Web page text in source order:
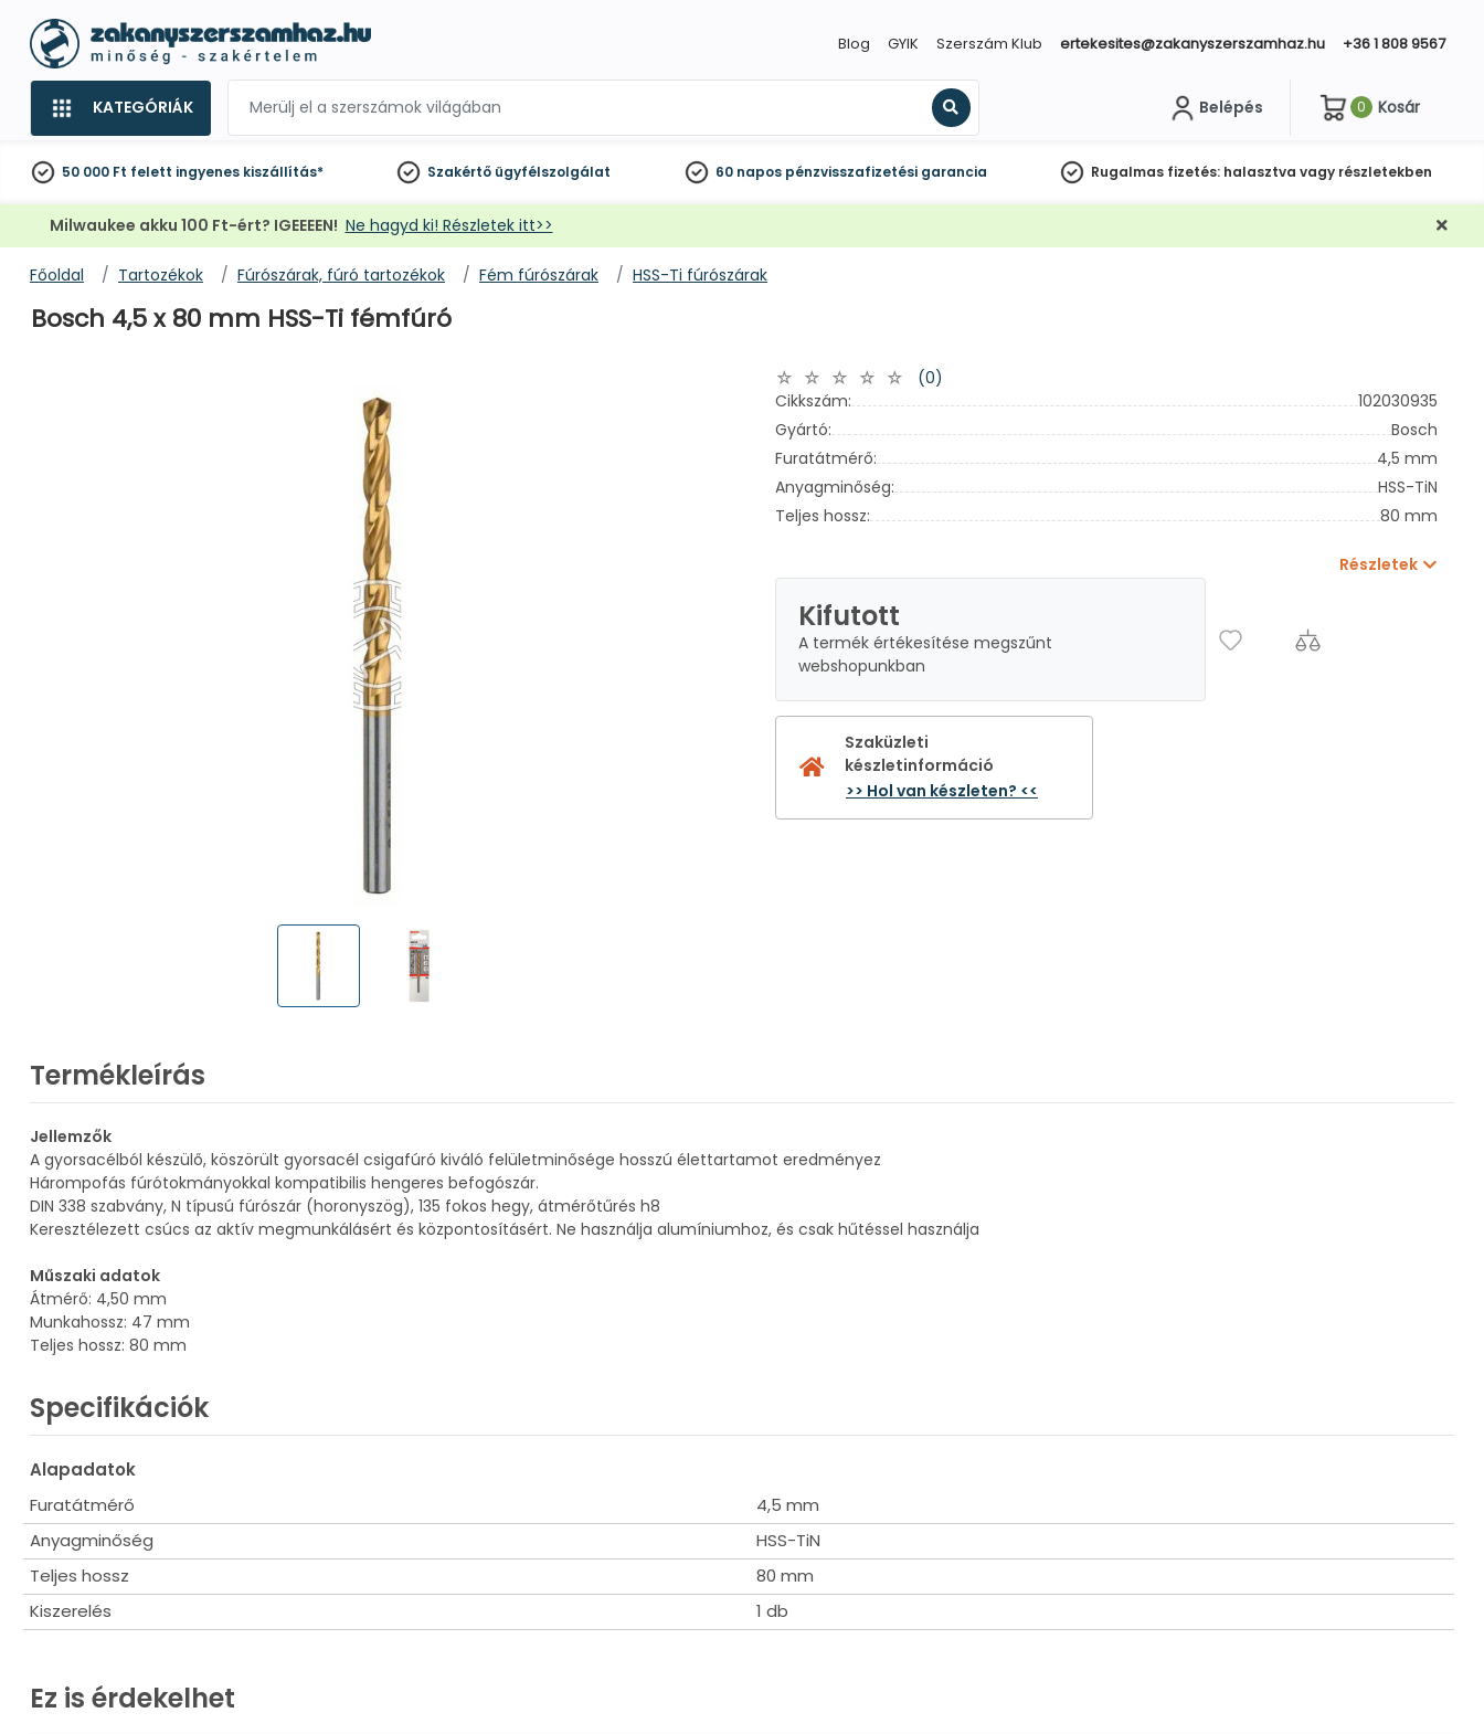
Blog GYIK Szerszám Klub ertekesites@zakanyszerszamhaz.hu +36 1 808 9567
KATEGÓRIÁK
Keresés
Belépés 0 Kosár
50 000 Ft felett ingyenes kiszállítás* Szakértő ügyfélszolgálat 60 napos pénzvisszafizetési garancia Rugalmas fizetés: halasztva vagy részletekben
Milwaukee akku 100 Ft-ért? IGEEEEN! Ne hagyd ki! Részletek itt>>
Főoldal Tartozékok Fúrószárak, fúró tartozékok Fém fúrószárak HSS-Ti fúrószárak
Bosch 4,5 x 80 mm HSS-Ti fémfúró
(0)
Cikkszám:
102030935
Gyártó:
Bosch
Furatátmérő:
4,5 mm
Anyagminőség:
HSS-TiN
Teljes hossz:
80 mm
Részletek
Kifutott
A termék értékesítése megszűnt
webshopunkban
Szaküzleti
készletinformáció
>> Hol van készleten? <<
Termékleírás
Jellemzők
A gyorsacélból készülő, köszörült gyorsacél csigafúró kiváló felületminősége hosszú élettartamot eredményez
Hárompofás fúrótokmányokkal kompatibilis hengeres befogószár.
DIN 338 szabvány, N típusú fúrószár (horonyszög), 135 fokos hegy, átmérőtűrés h8
Keresztélezett csúcs az aktív megmunkálásért és központosításért. Ne használja alumíniumhoz, és csak hűtéssel használja
Műszaki adatok
Átmérő: 4,50 mm
Munkahossz: 47 mm
Teljes hossz: 80 mm
Specifikációk
Alapadatok
Furatátmérő
4,5 mm
Anyagminőség
HSS-TiN
Teljes hossz
80 mm
Kiszerelés
1 db
Ez is érdekelhet